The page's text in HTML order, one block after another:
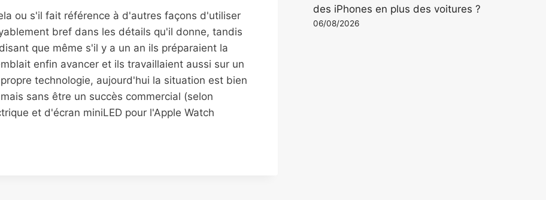
ou s'il fait référence à d'autres façons d'utiliser
bref dans les détails qu'il donne, tandis
que même s'il y a un an ils préparaient la
enfin avancer et ils travaillaient aussi sur un
technologie, aujourd'hui la situation est bien
sans être un succès commercial (selon
et d'écran miniLED pour l'Apple Watch
des iPhones en plus des voitures ?
06/08/2026